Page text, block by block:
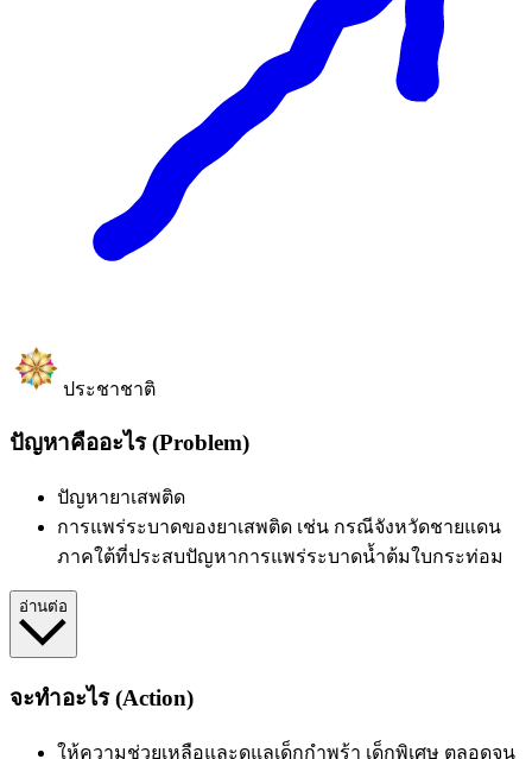
ประชาชาติ
ปัญหาคืออะไร (Problem)
ปัญหายาเสพติด
การแพร่ระบาดของยาเสพติด เช่น กรณีจังหวัดชายแดน
ภาคใต้ที่ประสบปัญหาการแพร่ระบาดน้ำต้มใบกระท่อม
อ่านต่อ
จะทำอะไร (Action)
ให้ความช่วยเหลือและดูแลเด็กกำพร้า เด็กพิเศษ ตลอดจน